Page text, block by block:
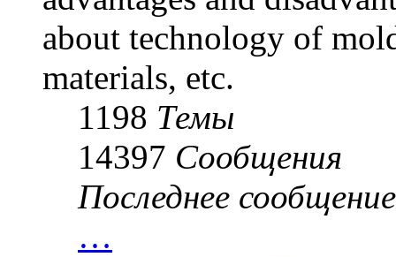
about technology of
materials, etc.
1198 Темы
14397 Сообщения
Последнее сообщение
…